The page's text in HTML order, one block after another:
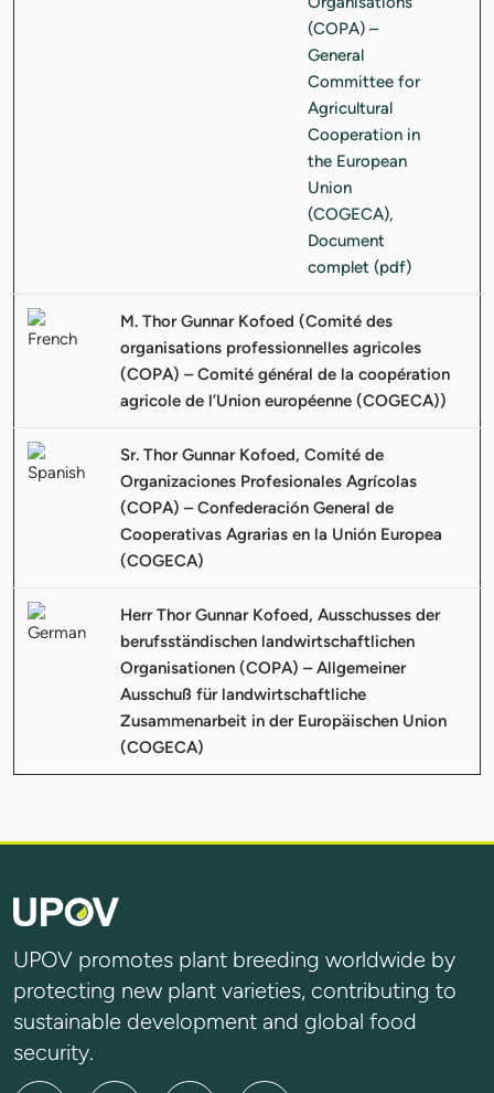
M. Thor Gunnar Kofoed (Comité des
organisations professionnelles agricoles
(COPA) – Comité général de la coopération
agricole de l’Union européenne (COGECA))
Sr. Thor Gunnar Kofoed, Comité de
Organizaciones Profesionales Agrícolas
(COPA) – Confederación General de
Cooperativas Agrarias en la Unión Europea
(COGECA)
Herr Thor Gunnar Kofoed, Ausschusses der
berufsständischen landwirtschaftlichen
Organisationen (COPA) – Allgemeiner
Ausschuß für landwirtschaftliche
Zusammenarbeit in der Europäischen Union
(COGECA)
UPOV promotes plant breeding worldwide by
protecting new plant varieties, contributing to
sustainable development and global food
security.